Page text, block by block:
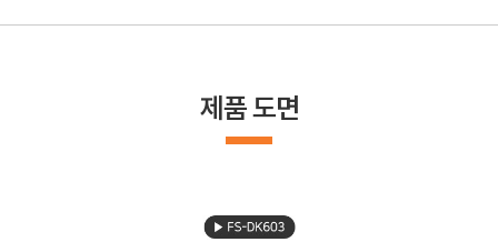
제품 도면